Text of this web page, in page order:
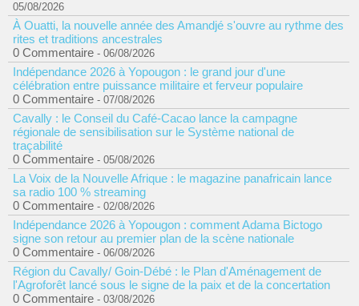
05/08/2026
À Ouatti, la nouvelle année des Amandjé s'ouvre au rythme des
rites et traditions ancestrales
0 Commentaire - 06/08/2026
Indépendance 2026 à Yopougon : le grand jour d'une
célébration entre puissance militaire et ferveur populaire
0 Commentaire - 07/08/2026
Cavally : le Conseil du Café-Cacao lance la campagne
régionale de sensibilisation sur le Système national de
traçabilité
0 Commentaire - 05/08/2026
La Voix de la Nouvelle Afrique : le magazine panafricain lance
sa radio 100 % streaming
0 Commentaire - 02/08/2026
Indépendance 2026 à Yopougon : comment Adama Bictogo
signe son retour au premier plan de la scène nationale
0 Commentaire - 06/08/2026
Région du Cavally/ Goin-Débé : le Plan d'Aménagement de
l'Agroforêt lancé sous le signe de la paix et de la concertation
0 Commentaire - 03/08/2026